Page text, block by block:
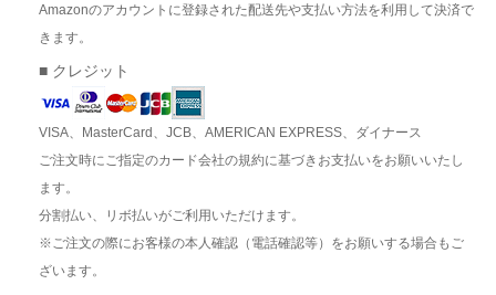
Amazonのアカウントに登録された配送先や支払い方法を利用して決済で
きます。
■ クレジット
VISA、MasterCard、JCB、AMERICAN EXPRESS、ダイナース
ご注文時にご指定のカード会社の規約に基づきお支払いをお願いいたし
ます。
分割払い、リボ払いがご利用いただけます。
※ご注文の際にお客様の本人確認（電話確認等）をお願いする場合もご
ざいます。